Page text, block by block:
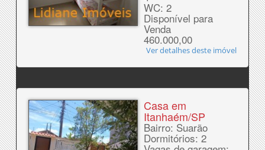
WC: 2
Disponível para
Venda
460.000,00
Ver detalhes deste imóvel
Casa em
Itanhaém/SP
Bairro: Suarão
Dormitórios: 2